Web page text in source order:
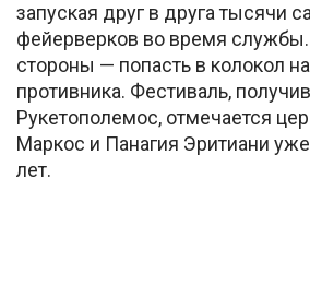
запуская друг в друга тысячи
фейерверков во время
стороны — попасть в колокол
противника. Фестиваль,
Рукетополемос, отмечается
Маркос и Панагия Эритиани
лет.